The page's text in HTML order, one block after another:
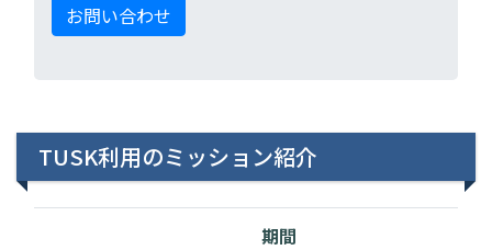
お問い合わせ
TUSK利用のミッション紹介
期間